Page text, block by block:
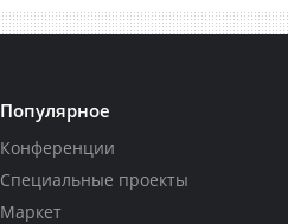
Популярное
Конференции
Специальные проекты
Маркет